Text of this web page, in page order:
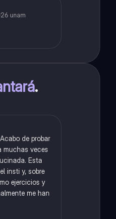
unam
.
de probar
muchas veces
Esta
insti y, sobre
ejercicios y
me han